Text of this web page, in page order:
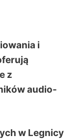
i
z
audio-
w Legnicy